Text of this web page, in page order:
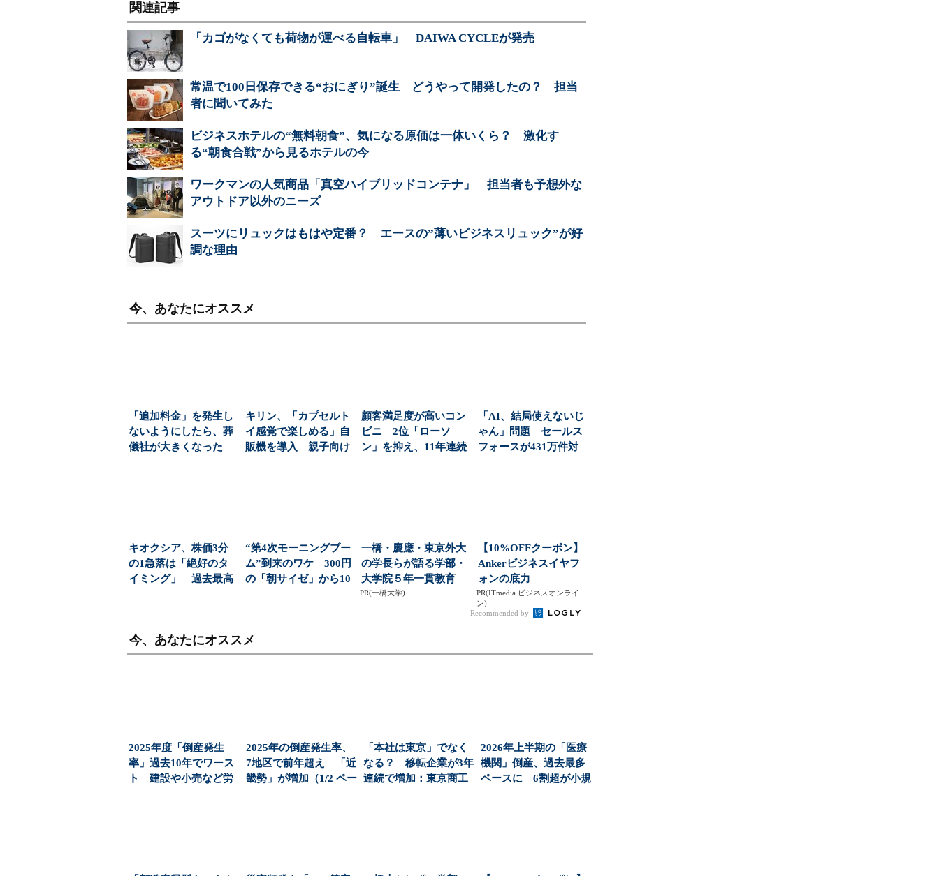
関連記事
「カゴがなくても荷物が運べる自転車」 DAIWA CYCLEが発売
常温で100日保存できる“おにぎり”誕生 どうやって開発したの？ 担当
者に聞いてみた
ビジネスホテルの“無料朝食”、気になる原価は一体いくら？ 激化す
る“朝食合戦”から見るホテルの今
ワークマンの人気商品「真空ハイブリッドコンテナ」 担当者も予想外な
アウトドア以外のニーズ
スーツにリュックはもはや定番？ エースの”薄いビジネスリュック”が好
調な理由
今、あなたにオススメ
「追加料金」を発生し
ないようにしたら、葬
儀社が大きくなった
キリン、「カプセルト
イ感覚で楽しめる」自
販機を導入 親子向け
顧客満足度が高いコン
ビニ 2位「ローソ
ン」を抑え、11年連続
「AI、結局使えないじ
ゃん」問題 セールス
フォースが431万件対
キオクシア、株価3分
の1急落は「絶好のタ
イミング」 過去最高
“第4次モーニングブー
ム”到来のワケ 300円
の「朝サイゼ」から10
一橋・慶應・東京外大
の学長らが語る学部・
大学院５年一貫教育
PR(一橋大学)
【10%OFFクーポン】
Ankerビジネスイヤフ
ォンの底力
PR(ITmedia ビジネスオンライ
ン)
Recommended by
今、あなたにオススメ
2025年度「倒産発生
率」過去10年でワース
ト 建設や小売など労
2025年の倒産発生率、
7地区で前年超え 「近
畿勢」が増加（1/2 ペー
「本社は東京」でなく
なる？ 移転企業が3年
連続で増加：東京商工
2026年上半期の「医療
機関」倒産、過去最多
ペースに 6割超が小規